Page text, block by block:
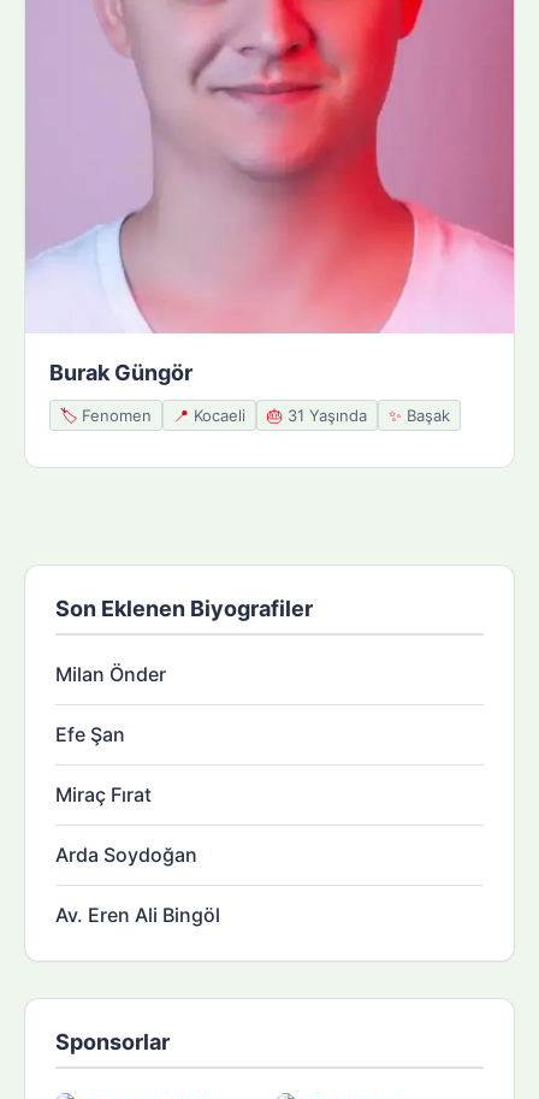
Burak Güngör
🏷️ Fenomen 📍 Kocaeli 🎂 31 Yaşında ✨ Başak
Son Eklenen Biyografiler
Milan Önder
Efe Şan
Miraç Fırat
Arda Soydoğan
Av. Eren Ali Bingöl
Sponsorlar